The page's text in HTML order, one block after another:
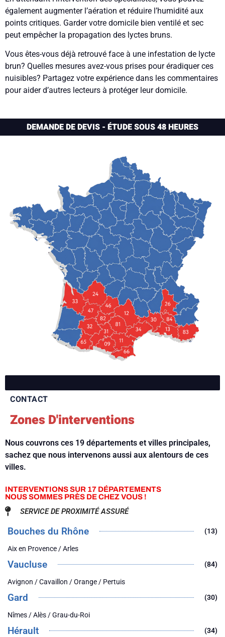
également augmenter l’aération et réduire l’humidité aux
points critiques. Garder votre domicile bien ventilé et sec
peut empêcher la propagation des lyctes bruns.
Vous êtes-vous déjà retrouvé face à une infestation de lycte
brun? Quelles mesures avez-vous prises pour éradiquer ces
nuisibles? Partagez votre expérience dans les commentaires
pour aider d’autres lecteurs à protéger leur domicile.
DEMANDE DE DEVIS - ÉTUDE SOUS 48 HEURES
CONTACT
Zones D'interventions
Nous couvrons ces 19 départements et villes principales,
sachez que nous intervenons aussi aux alentours de ces
villes.
INTERVENTIONS SUR 17 DÉPARTEMENTS
NOUS SOMMES PRÈS DE CHEZ VOUS !
SERVICE DE PROXIMITÉ ASSURÉ
Bouches du Rhône (13)
Aix en Provence / Arles
Vaucluse (84)
Avignon / Cavaillon / Orange / Pertuis
Gard (30)
Nîmes / Alès / Grau-du-Roi
Hérault (34)